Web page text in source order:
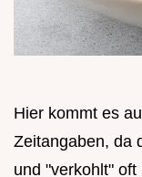
Hier kommt es
Zeitangaben, da
und "verkohlt"